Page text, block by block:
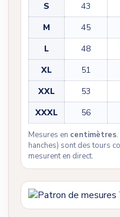
S 43
M
45
L
48
XL
51
XXL
53
XXXL
56
Mesures en centimètres
hanches) sont des tours
mesurent en direct.